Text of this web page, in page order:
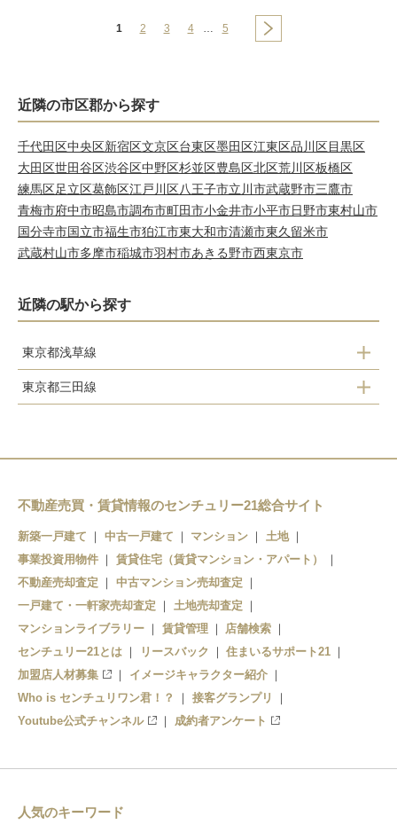
1 2 3 4 … 5
近隣の市区郡から探す
千代田区中央区新宿区文京区台東区墨田区江東区品川区目黒区
大田区世田谷区渋谷区中野区杉並区豊島区北区荒川区板橋区
練馬区足立区葛飾区江戸川区八王子市立川市武蔵野市三鷹市
青梅市府中市昭島市調布市町田市小金井市小平市日野市東村山市
国分寺市国立市福生市狛江市東大和市清瀬市東久留米市
武蔵村山市多摩市稲城市羽村市あきる野市西東京市
近隣の駅から探す
東京都浅草線
東銀座
高輪台
五反田
東京都三田線
御成門
芝公園
三田
白金高輪
白金台
目黒
不動産売買・賃貸情報のセンチュリー21総合サイト
新築一戸建て 中古一戸建て マンション
土地
事業投資用物件
賃貸住宅（賃貸マンション・アパート）
不動産売却査定
中古マンション売却査定
一戸建て・一軒家売却査定
土地売却査定
マンションライブラリー
賃貸管理
店舗検索
センチュリー21とは
リースバック
住まいるサポート21
加盟店人材募集
イメージキャラクター紹介
Who is センチュリワン君！？
接客グランプリ
Youtube公式チャンネル
成約者アンケート
人気のキーワード